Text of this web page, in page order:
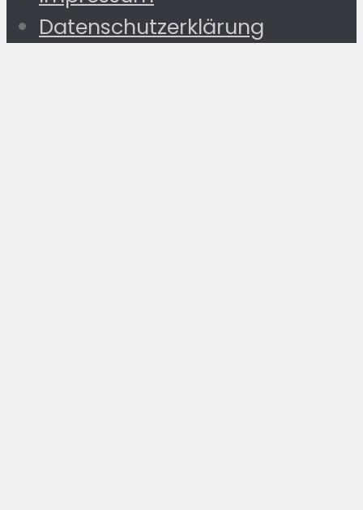
Datenschutzerklärung